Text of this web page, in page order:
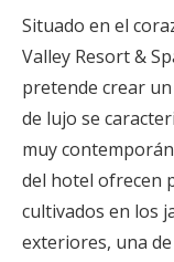
Situado en el
Valley Resort &
pretende crear
de lujo se
muy
del hotel ofrecen
cultivados en los
exteriores, una